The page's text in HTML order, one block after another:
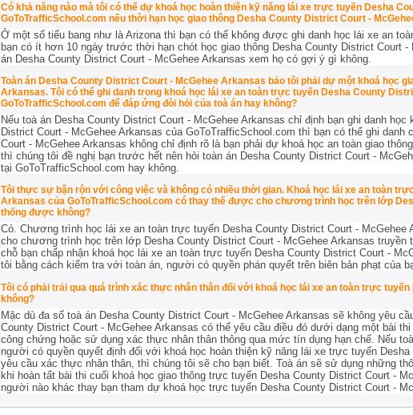
Có khả năng nào mà tôi có thể dự khoá học hoàn thiện kỹ năng lái xe trực tuyến Desha
GoToTrafficSchool.com nếu thời hạn học giao thông Desha County District Court -
Ở một số tiểu bang như là Arizona thì bạn có thể không được ghi danh học lái xe an
bạn có ít hơn 10 ngày trước thời hạn chót học giao thông Desha County District Court
án Desha County District Court - McGehee Arkansas xem họ có gợi ý gì không.
Toàn án Desha County District Court - McGehee Arkansas bảo tôi phải dự một khoá học
Arkansas. Tôi có thể ghi danh trong khoá học lái xe an toàn trực tuyến Desha County
GoToTrafficSchool.com để đáp ứng đòi hỏi của toà án hay không?
Nếu toà án Desha County District Court - McGehee Arkansas chỉ định bạn ghi danh
District Court - McGehee Arkansas của GoToTrafficSchool.com thì bạn có thể ghi danh
Court - McGehee Arkansas không chỉ định rõ là bạn phải dự khoá học an toàn giao
thì chúng tôi đề nghị bạn trước hết nên hỏi toàn án Desha County District Court -
tại GoToTrafficSchool.com hay không.
Tôi thực sự bận rộn với công việc và không có nhiều thời gian. Khoá học lái xe an toàn
Arkansas của GoToTrafficSchool.com có thay thế được cho chương trình học trên lớp
thống được không?
Có. Chương trình học lái xe an toàn trực tuyến Desha County District Court -
cho chương trình học trên lớp Desha County District Court - McGehee Arkansas truyền
chỗ bạn chấp nhận khoá học lái xe an toàn trực tuyến Desha County District Court -
tôi bằng cách kiểm tra với toàn án, người có quyền phán quyết trên biên bản phạt của
Tôi có phải trải qua quá trình xác thực nhân thân đối với khoá học lái xe an toàn trực
không?
Mặc dù đa số toà án Desha County District Court - McGehee Arkansas sẽ không yêu
County District Court - McGehee Arkansas có thể yêu cầu điều đó dưới dạng một bài
công chứng hoặc sử dụng xác thực nhân thân thông qua mức tín dụng hạn chế. Nếu
người có quyền quyết định đối với khoá học hoàn thiện kỹ năng lái xe trực tuyến
yêu cầu xác thực nhân thân, thì chúng tôi sẽ cho bạn biết. Toà án sẽ sử dụng những
khi hoàn tất bài thi cuối khoá học giao thông trực tuyến Desha County District Court -
người nào khác thay bạn tham dự khoá học trực tuyến Desha County District Court -